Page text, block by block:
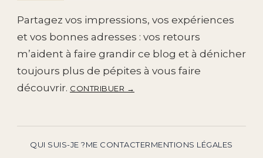
Partagez vos impressions, vos expériences
et vos bonnes adresses : vos retours
m’aident à faire grandir ce blog et à dénicher
toujours plus de pépites à vous faire
découvrir. CONTRIBUER →
QUI SUIS-JE ?ME CONTACTERMENTIONS LÉGALES